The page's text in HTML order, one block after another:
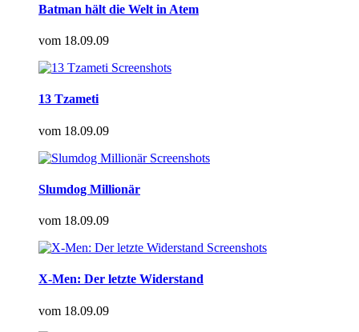
Batman hält die Welt in Atem
vom 18.09.09
13 Tzameti
vom 18.09.09
Slumdog Millionär
vom 18.09.09
X-Men: Der letzte Widerstand
vom 18.09.09